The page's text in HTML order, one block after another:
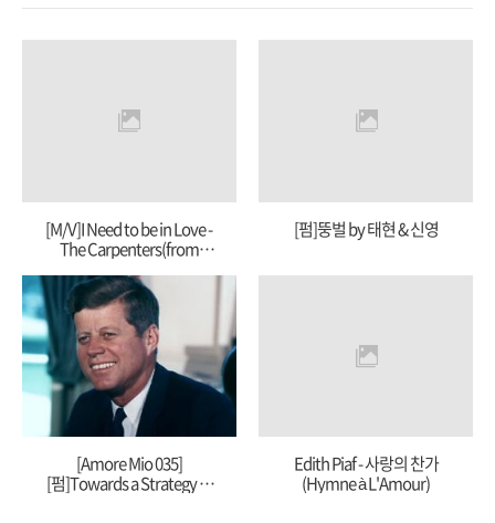
[M/V]I Need to be in Love -
The Carpenters(from
[펌]뚱벌 by 태현 & 신영
[Amore Mio 035]
[펌]Towards a Strategy of
Edith Piaf - 사랑의 찬가
(Hymne à L'Amour)